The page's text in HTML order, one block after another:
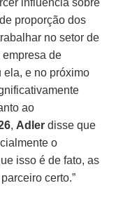
proporção dos
no setor de
empresa de
ela, e no próximo
ao
, Adler disse que
o
isso é de fato, as
certo.”